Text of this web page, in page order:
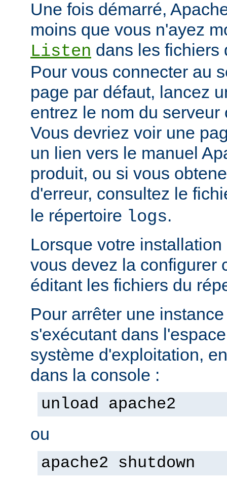
Une fois démarré,
moins que vous n'ayez
Listen dans les fichiers
Pour vous connecter au
page par défaut, lancez
entrez le nom du serveur
Vous devriez voir une
un lien vers le manuel
produit, ou si vous
d'erreur, consultez le
le répertoire logs.
Lorsque votre
vous devez la configurer
éditant les fichiers du
Pour arrêter une
s'exécutant dans
système d'exploitation,
dans la console :
unload apache2
ou
apache2 shutdown